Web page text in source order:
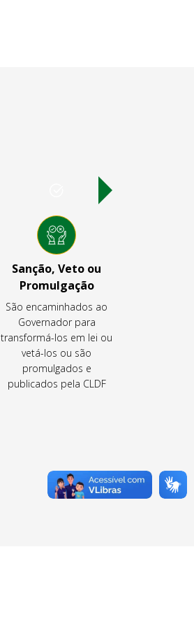
Sanção, Veto ou
Promulgação
São encaminhados ao
Governador para
transformá-los em lei ou
vetá-los ou são
promulgados e
publicados pela CLDF